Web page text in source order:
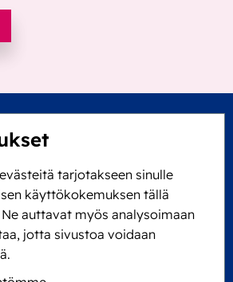
tarjotakseen sinulle
käyttökokemuksen tällä
auttavat myös analysoimaan
jotta sivustoa voidaan